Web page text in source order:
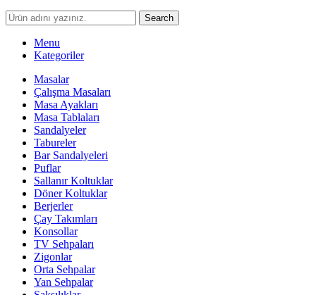
Search
Menu
Kategoriler
Masalar
Çalışma Masaları
Masa Ayakları
Masa Tablaları
Sandalyeler
Tabureler
Bar Sandalyeleri
Puflar
Sallanır Koltuklar
Döner Koltuklar
Berjerler
Çay Takımları
Konsollar
TV Sehpaları
Zigonlar
Orta Sehpalar
Yan Sehpalar